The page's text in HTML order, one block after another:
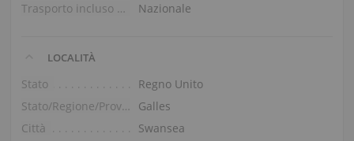
Trasporto incluso nel prezzo (piano terra)
Nazionale
LOCALITÀ
Stato
Regno Unito
Stato/Regione/Provincia
Galles
Città
Swansea